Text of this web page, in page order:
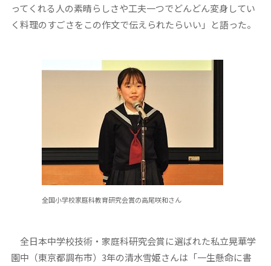
ってくれる人の素晴らしさや工夫一つでどんどん変身してい
く料理のすごさをこの作文で伝えられたらいい」と語った。
全国小学校家庭科教育研究会賞の高尾咲和さん
全日本中学校技術・家庭科研究会賞に選ばれた私立晃華学
園中（東京都調布市）3年の清水雪姫さんは「一生懸命に書